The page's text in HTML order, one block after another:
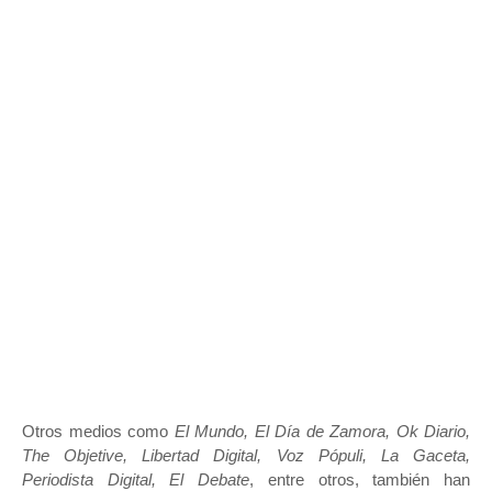
Otros medios como El Mundo, El Día de Zamora, Ok Diario,
The Objetive, Libertad Digital, Voz Pópuli, La Gaceta,
Periodista Digital, El Debate, entre otros, también han